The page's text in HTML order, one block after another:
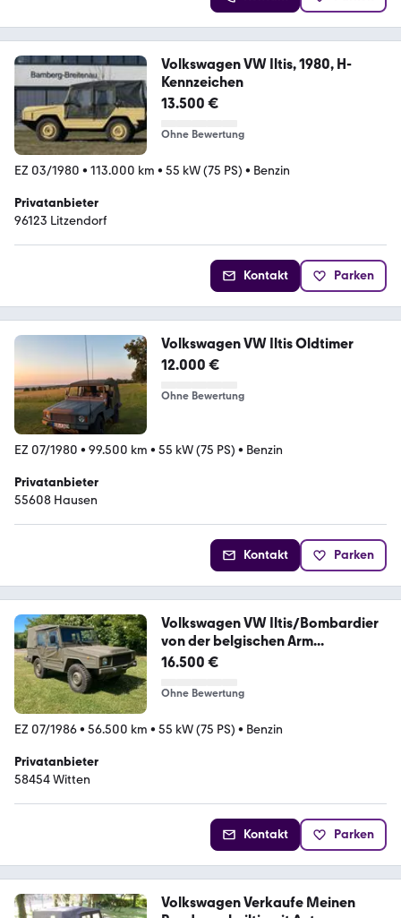
Volkswagen VW Iltis, 1980, H-
Kennzeichen
13.500 €
Ohne Bewertung
EZ 03/1980 • 113.000 km • 55 kW (75 PS) • Benzin
Privatanbieter
96123 Litzendorf
Kontakt Parken
Volkswagen VW Iltis Oldtimer
12.000 €
Ohne Bewertung
EZ 07/1980 • 99.500 km • 55 kW (75 PS) • Benzin
Privatanbieter
55608 Hausen
Kontakt Parken
Volkswagen VW Iltis/Bombardier
von der belgischen Arm...
16.500 €
Ohne Bewertung
EZ 07/1986• 56.500 km • 55 kW (75 PS) • Benzin
Privatanbieter
58454 Witten
Kontakt Parken
Volkswagen Verkaufe Meinen